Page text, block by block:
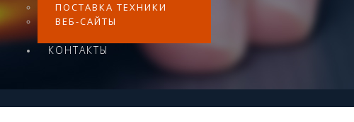
ПОСТАВКА ТЕХНИКИ
ВЕБ-САЙТЫ
КОНТАКТЫ